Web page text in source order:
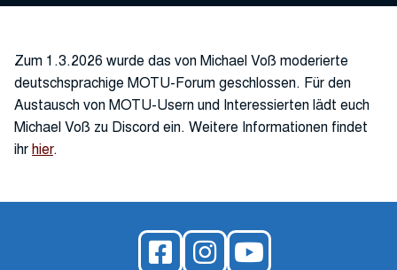
Zum 1.3.2026 wurde das von Michael Voß moderierte
deutschsprachige MOTU-Forum geschlossen. Für den
Austausch von MOTU-Usern und Interessierten lädt euch
Michael Voß zu Discord ein. Weitere Informationen findet
ihrhier.